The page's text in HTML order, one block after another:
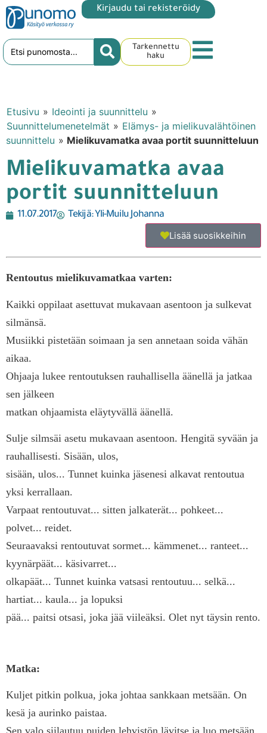
Kirjaudu tai rekisteröidy
Tarkennettu
haku
Etusivu » Ideointi ja suunnittelu »
Suunnittelumenetelmät » Elämys- ja mielikuvalähtöinen
suunnittelu » Mielikuvamatka avaa portit suunnitteluun
Mielikuvamatka avaa
portit suunnitteluun
11.07.2017 Tekijä:Yli-Muilu Johanna
Lisää suosikkeihin
Rentoutus mielikuvamatkaa varten:
Kaikki oppilaat asettuvat mukavaan asentoon ja sulkevat
silmänsä.
Musiikki pistetään soimaan ja sen annetaan soida vähän
aikaa.
Ohjaaja lukee rentoutuksen rauhallisella äänellä ja jatkaa
sen jälkeen
matkan ohjaamista eläytyvällä äänellä.
Sulje silmsäi asetu mukavaan asentoon. Hengitä syvään ja
rauhallisesti. Sisään, ulos,
sisään, ulos... Tunnet kuinka jäsenesi alkavat rentoutua
yksi kerrallaan.
Varpaat rentoutuvat... sitten jalkaterät... pohkeet...
polvet... reidet.
Seuraavaksi rentoutuvat sormet... kämmenet... ranteet...
kyynärpäät... käsivarret...
olkapäät... Tunnet kuinka vatsasi rentoutuu... selkä...
hartiat... kaula... ja lopuksi
pää... paitsi otsasi, joka jää viileäksi. Olet nyt täysin rento.
Matka:
Kuljet pitkin polkua, joka johtaa sankkaan metsään. On
kesä ja aurinko paistaa.